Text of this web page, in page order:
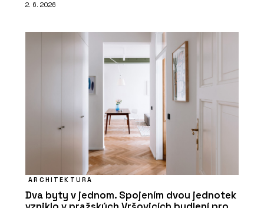
2. 6. 2026
ARCHITEKTURA
Dva byty v jednom. Spojením dvou jednotek